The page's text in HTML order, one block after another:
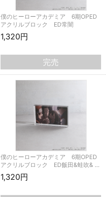
僕のヒーローアカデミア 6期OPED
アクリルブロック ED常闇
1,320円
完売
僕のヒーローアカデミア 6期OPED
アクリルブロック ED飯田&蛙吹& …
1,320円